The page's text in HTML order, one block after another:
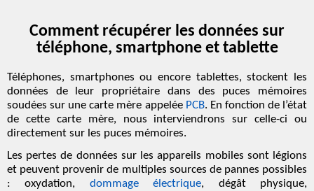
Comment récupérer les données sur
téléphone, smartphone et tablette
Téléphones, smartphones ou encore tablettes, stockent les
données de leur propriétaire dans des puces mémoires
soudées sur une carte mère appelée PCB. En fonction de l’état
de cette carte mère, nous interviendrons sur celle-ci ou
directement sur les puces mémoires.
Les pertes de données sur les appareils mobiles sont légions
et peuvent provenir de multiples sources de pannes possibles
: oxydation, dommage électrique, dégât physique,